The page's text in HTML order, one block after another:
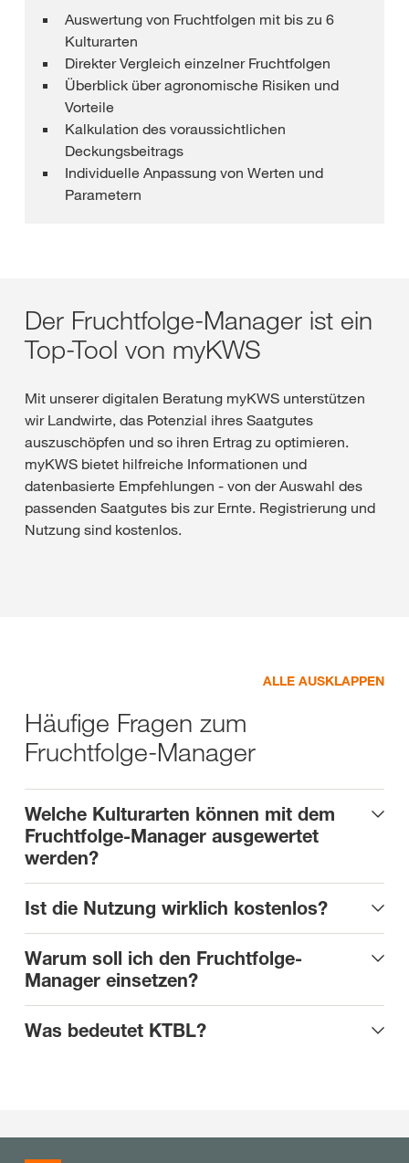
Auswertung von Fruchtfolgen mit bis zu 6
Kulturarten
Direkter Vergleich einzelner Fruchtfolgen
Überblick über agronomische Risiken und
Vorteile
Kalkulation des voraussichtlichen
Deckungsbeitrags
Individuelle Anpassung von Werten und
Parametern
Der Fruchtfolge-Manager ist ein
Top-Tool von myKWS
Mit unserer digitalen Beratung myKWS unterstützen
wir Landwirte, das Potenzial ihres Saatgutes
auszuschöpfen und so ihren Ertrag zu optimieren.
myKWS bietet hilfreiche Informationen und
datenbasierte Empfehlungen - von der Auswahl des
passenden Saatgutes bis zur Ernte. Registrierung und
Nutzung sind kostenlos.
ALLE AUSKLAPPEN
Häufige Fragen zum
Fruchtfolge-Manager
Welche Kulturarten können mit dem
Fruchtfolge-Manager ausgewertet
werden?
Ist die Nutzung wirklich kostenlos?
Warum soll ich den Fruchtfolge-
Manager einsetzen?
Was bedeutet KTBL?